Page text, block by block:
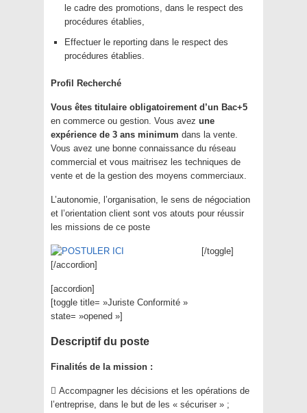
le cadre des promotions, dans le respect des
procédures établies,
Effectuer le reporting dans le respect des
procédures établies.
Profil Recherché
Vous êtes titulaire obligatoirement d’un Bac+5
en commerce ou gestion. Vous avez une
expérience de 3 ans minimum dans la vente.
Vous avez une bonne connaissance du réseau
commercial et vous maitrisez les techniques de
vente et de la gestion des moyens commerciaux.
L’autonomie, l’organisation, le sens de négociation
et l’orientation client sont vos atouts pour réussir
les missions de ce poste
[/toggle]
[/accordion]
[accordion]
[toggle title= »Juriste Conformité »
state= »opened »]
Descriptif du poste
Finalités de la mission :
 Accompagner les décisions et les opérations de
l’entreprise, dans le but de les « sécuriser » ;